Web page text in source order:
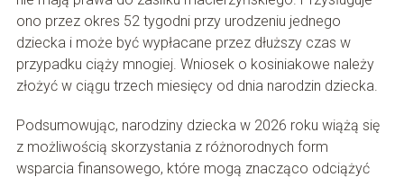
ono przez okres 52 tygodni przy urodzeniu jednego
dziecka i może być wypłacane przez dłuższy czas w
przypadku ciąży mnogiej. Wniosek o kosiniakowe należy
złożyć w ciągu trzech miesięcy od dnia narodzin dziecka.
Podsumowując, narodziny dziecka w 2026 roku wiążą się
z możliwością skorzystania z różnorodnych form
wsparcia finansowego, które mogą znacząco odciążyć